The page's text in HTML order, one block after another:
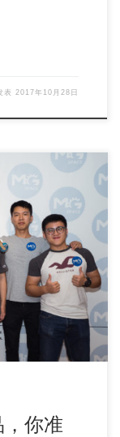
表2017年10月28日
？Design with
你准